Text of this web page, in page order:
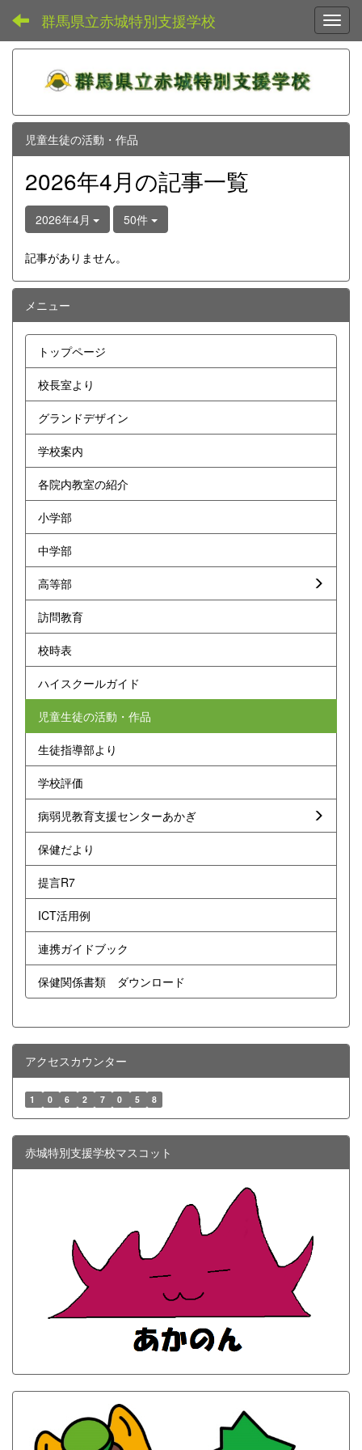
群馬県立赤城特別支援学校
児童生徒の活動・作品
2026年4月の記事一覧
2026年4月 50件
記事がありません。
メニュー
トップページ
校長室より
グランドデザイン
学校案内
各院内教室の紹介
小学部
中学部
高等部
訪問教育
校時表
ハイスクールガイド
児童生徒の活動・作品
生徒指導部より
学校評価
病弱児教育支援センターあかぎ
保健だより
提言R7
ICT活用例
連携ガイドブック
保健関係書類 ダウンロード
アクセスカウンター
1 0 6 2 7 0 5 8
赤城特別支援学校マスコット